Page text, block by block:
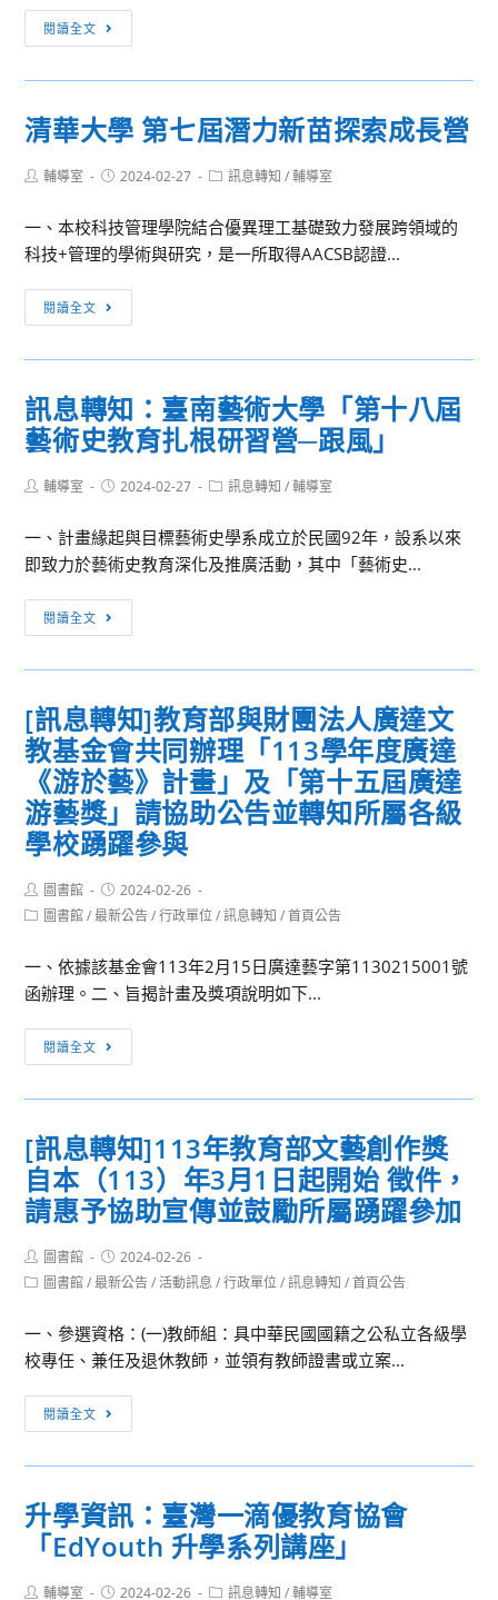
閱讀全文
動
消
輔
大
2024
輔
仁
樂
趣．
探
索
限
∞-
活
清華大學 第七屆潛力新苗探索成長營
Post輔導室
Post2024-02-27
Post訊息轉知 / 輔導室
一、本校科技管理學院結合優異理工基礎致力發展跨領域的
科技+管理的學術與研究，是一所取得AACSB認證...
閱讀全文
華
大
七
屆
力
苗
探
索
營
訊息轉知：臺南藝術大學「第十八屆
藝術史教育扎根研習營─跟風」
Post輔導室
Post2024-02-27
Post訊息轉知 / 輔導室
一、計畫緣起與目標藝術史學系成立於民國92年，設系以來
即致力於藝術史教育深化及推廣活動，其中「藝術史...
閱讀全文
息
轉
臺
南
藝
術
大
學
十
屆
藝
教
根
研
習
營
─
跟
[訊息轉知]教育部與財團法人廣達文
教基金會共同辦理「113學年度廣達
《游於藝》計畫」及「第十五屆廣達
游藝獎」請協助公告並轉知所屬各級
學校踴躍參與
Post
author:
圖書館
Post
published:
2024-02-26
Post圖書館 / 最新公告 / 行政單位 / 訊息轉知 / 首頁公告
一、依據該基金會113年2月15日廣達藝字第1130215001號
函辦理。二、旨揭計畫及獎項說明如下...
閱讀全文
息
轉
教
育
部
與
財
團
人
廣
基
會
共
[訊息轉知]113年教育部文藝創作獎
自本（113）年3月1日起開始 徵件，
請惠予協助宣傳並鼓勵所屬踴躍參加
Post
author:
圖書館
Post
published:
2024-02-26
Post圖書館 / 最新公告 / 活動訊息 / 行政單位 / 訊息轉知 / 首頁公告
一、參選資格：(一)教師組：具中華民國國籍之公私立各級學
校專任、兼任及退休教師，並領有教師證書或立案...
閱讀全文
息
轉
年
教
部
升學資訊：臺灣一滴優教育協會
「EdYouth 升學系列講座」
Post輔導室
Post2024-02-26
Post訊息轉知 / 輔導室